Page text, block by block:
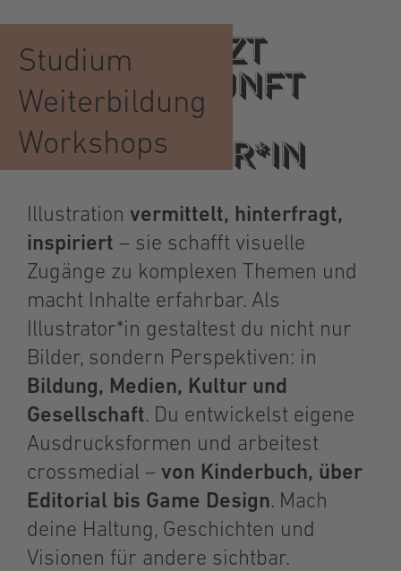
Studium
Weiterbildung
Workshops
STARTE JETZT
DEINE ZUKUNFT
ALS
ILLUSTRATOR*IN
Illustration vermittelt, hinterfragt,
inspiriert – sie schafft visuelle
Zugänge zu komplexen Themen und
macht Inhalte erfahrbar. Als
Illustrator*in gestaltest du nicht nur
Bilder, sondern Perspektiven: in
Bildung, Medien, Kultur und
Gesellschaft. Du entwickelst eigene
Ausdrucksformen und arbeitest
crossmedial – von Kinderbuch, über
Editorial bis Game Design. Mach
deine Haltung, Geschichten und
Visionen für andere sichtbar.